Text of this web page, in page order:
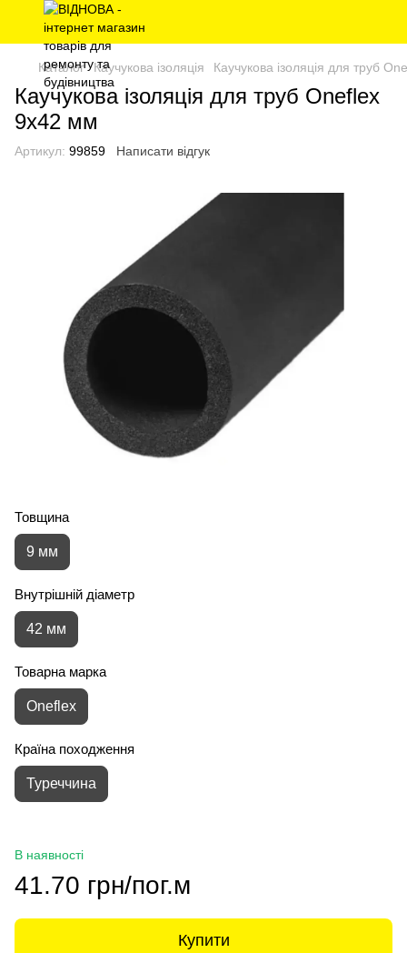
Каталог Каучукова ізоляція Каучукова ізоляція для труб
Каучукова ізоляція для труб Oneflex
9х42 мм
Артикул: 99859 Написати відгук
Товщина
9 мм
Внутрішній діаметр
42 мм
Товарна марка
Oneflex
Країна походження
Туреччина
В наявності
41.70 грн/пог.м
Купити